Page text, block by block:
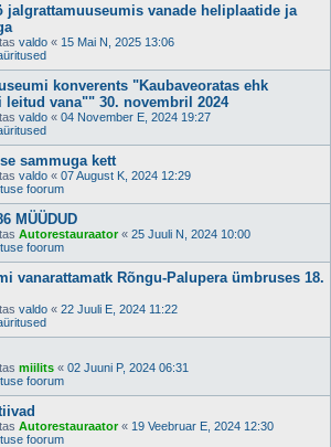
jalgrattamuuseumis vanade heliplaatide ja
valdo « 15 Mai N, 2025 13:06
konverents "Kaubaveoratas ehk
leitud vana"" 30. novembril 2024
valdo « 04 November E, 2024 19:27
sammuga kett
valdo « 07 August K, 2024 12:29
foorum
MÜÜDUD
Autorestauraator« 25 Juuli N, 2024 10:00
foorum
vanarattamatk Rõngu-Palupera ümbruses 18.
valdo « 22 Juuli E, 2024 11:22
miilits « 02 Juuni P, 2024 06:31
foorum
Autorestauraator« 19 Veebruar E, 2024 12:30
foorum